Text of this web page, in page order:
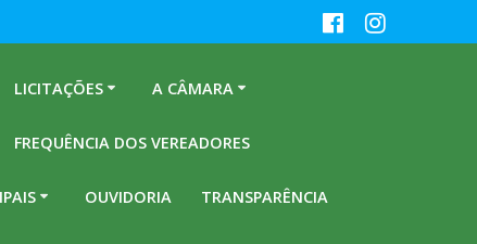
LICITAÇÕES A CÂMARA
FREQUÊNCIA DOS VEREADORES
OUVIDORIA TRANSPARÊNCIA